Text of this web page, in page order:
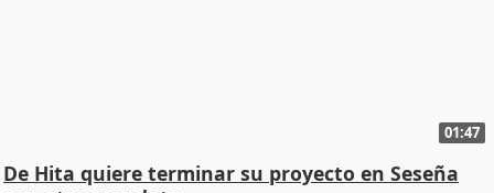
01:47
De Hita quiere terminar su proyecto en Seseña